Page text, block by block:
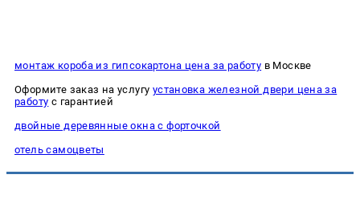
монтаж короба из гипсокартона цена за работу в Москве
Оформите заказ на услугу установка железной двери цена за
работу с гарантией
двойные деревянные окна с форточкой
отель самоцветы